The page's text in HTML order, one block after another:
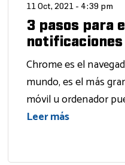
11 Oct, 2021 - 4:39 pm
3 pasos para
Chrome es el
mundo, es el más
móvil u ordenador
Leer más